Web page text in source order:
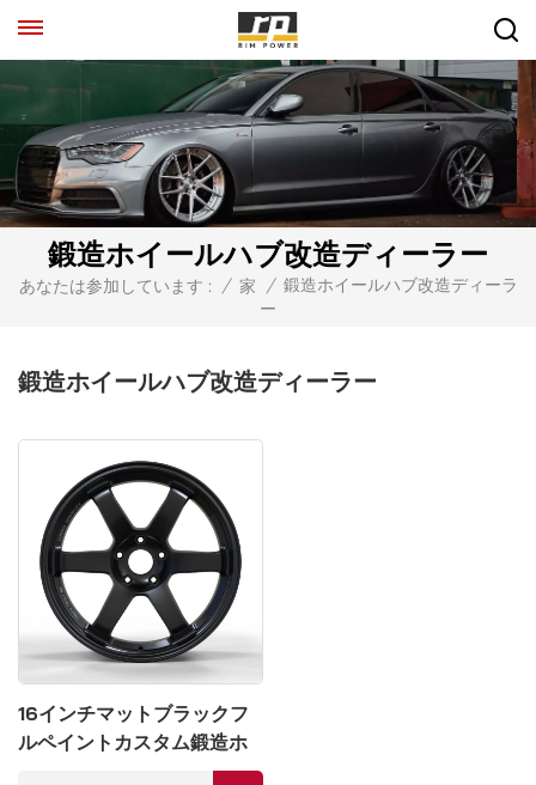
鍛造ホイールハブ改造ディーラー
あなたは参加しています : / 家 / 鍛造ホイールハブ改造ディーラ
ー
鍛造ホイールハブ改造ディーラー
16インチマットブラックフ
ルペイントカスタム鍛造ホ